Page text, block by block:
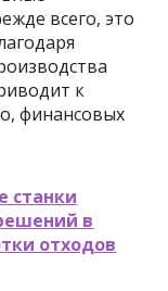
всего, это
к
финансовых
станки
в
отходов